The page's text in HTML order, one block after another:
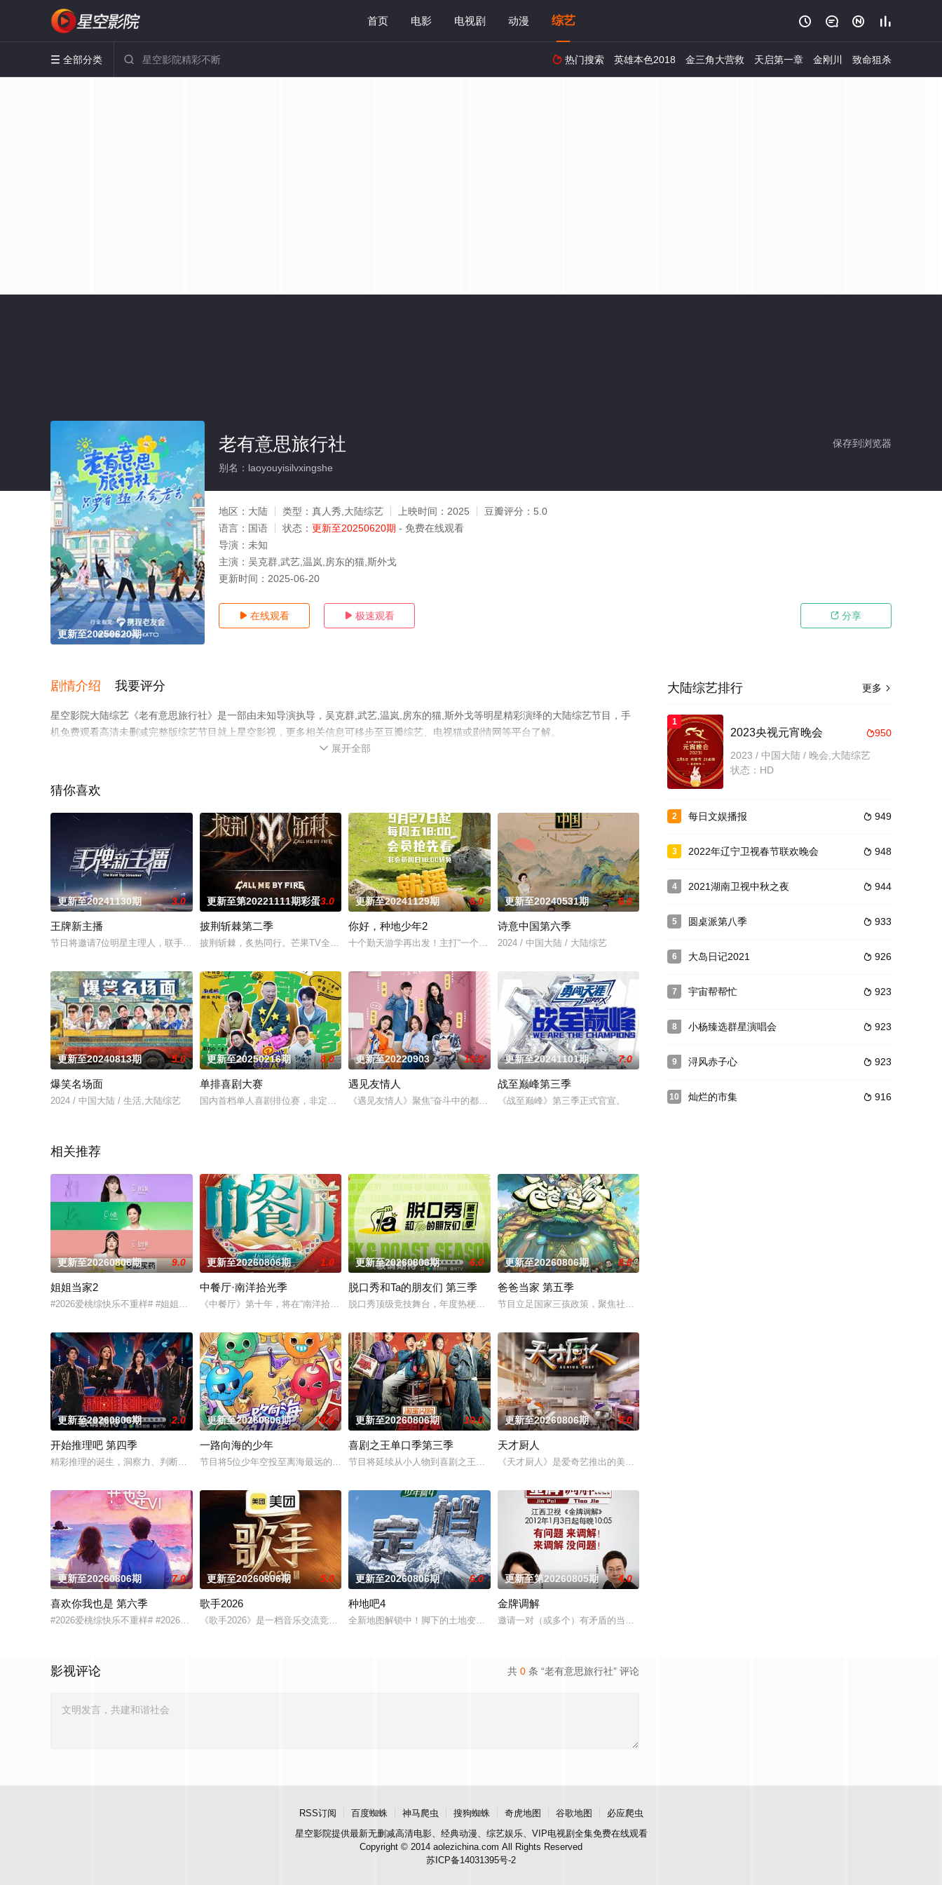
首页 电影 电视剧 动漫 综艺    
 全部分类   热门搜索 英雄本色2018 金三角大营救 天启第一章 金刚川 致命狙杀
更新至20250620期
保存到浏览器
老有意思旅行社
别名：laoyouyisilvxingshe
地区： 大陆 类型： 真人秀,大陆综艺 上映时间： 2025 豆瓣评分： 5.0
语言： 国语 状态： 更新至20250620期 - 免费在线观看
导演： 未知
主演： 吴克群,武艺,温岚,房东的猫,斯外戈
更新时间： 2025-06-20
 在线观看  极速观看  分享
剧情介绍 我要评分
星空影院大陆综艺《老有意思旅行社》是一部由未知导演执导，吴克群,武艺,温岚,房东的猫,斯外戈等明星精彩演绎的大陆综艺节目，手
机免费观看高清未删减完整版综艺节目就上星空影视，更多相关信息可移步至豆瓣综艺、电视猫或剧情网等平台了解。
 展开全部
猜你喜欢
更新至20241130期 3.0
王牌新主播
节日将邀请7位明星主理人，联手各具特色的主播合伙人通过3场直播大考，最终选出1个年度荣耀团队、3名年度荣耀主播，获得百亿
更新至第20221111期彩蛋3.0
披荆斩棘第二季
披荆斩棘，炙热同行。芒果TV全景音乐竞演综艺《披荆斩棘》，8月19日起，每周四周五中午12:00单播双播，交替上线。
更新至20241129期 6.0
你好，种地少年2
十个勤天游学再出发！主打“一个都不能少”！这场游学中，内有父母家人，外有新农人朋友，他们会去到更辽阔的地方深耕农业。温情
更新至20240531期 6.0
诗意中国第六季
2024 / 中国大陆 / 大陆综艺
更新至20240813期 5.0
爆笑名场面
2024 / 中国大陆 / 生活,大陆综艺
更新至20250216期 8.0
单排喜剧大赛
国内首档单人喜剧排位赛，非定义、无边界、重个性的新型喜剧形态，节目涵盖了单人漫才、翻板喜剧、单口相声、黑灯喜剧、独角戏等
更新至20220903 10.0
遇见友情人
《遇见友情人》聚焦“奋斗中的都市异乡青年”引发广泛共鸣；纠结的人物关系，更强的戏剧张力；全方位扫描热血青年生活，热搜话题
更新至20241101期 7.0
战至巅峰第三季
《战至巅峰》第三季正式官宣。
相关推荐
更新至20260806期 9.0
姐姐当家2
#2026爱桃综快乐不重样# #姐姐当家# 第二季惊喜回归，看姐姐们如何见招拆招，畅聊人生的酸甜苦辣。观察团已就位，等你
更新至20260806期 1.0
中餐厅·南洋拾光季
《中餐厅》第十年，将在“南洋拾光”的氛围中，打造一家独具风格特色的田园餐厅。内容场景上，除餐厅本体外，还将设置家禽、鲜蔬
更新至20260806期 6.0
脱口秀和Ta的朋友们 第三季
脱口秀顶级竞技舞台，年度热梗发源地，2026夏天准时快乐
更新至20260806期 8.0
爸爸当家 第五季
节目立足国家三孩政策，聚焦社会“全职爸爸”育儿现象，邀请全职照顾孩子的四位爸爸，开启一场长达100天的“
更新至20260806期 2.0
开始推理吧 第四季
精彩推理的诞生，洞察力、判断力等是推理的关键，更少不了开推团的默契配合！接下来开推团还会在推理探险的路上继续向前！在推市
更新至20260806期 10.0
一路向海的少年
节目将5位少年空投至离海最远的大陆腹地，他们只有一辆车和一车椰子们，通过在途径补给站完成挑战任务，获取里程盲盒，一路向海
更新至20260806期 10.0
喜剧之王单口季第三季
节目将延续从小人物到喜剧之王的故事，汇聚来自全国各地脱口秀俱乐部的优秀单口喜剧演员和漫才组合。每一位“小人物”都将带着真
更新至20260806期 5.0
天才厨人
《天才厨人》是爱奇艺推出的美食竞技类真人秀 ，由何浩楠、黄渤、吕严、马頔等人为嘉宾。
更新至20260806期 7.0
喜欢你我也是 第六季
#2026爱桃综快乐不重样# #2026爱奇艺新生片单# #喜欢你我也是# 第六季暖心回归！恋综IP携“恋爱旅行季”而来
更新至20260806期 5.0
歌手2026
《歌手2026》是一档音乐交流竞技节目。节目集结全球实力唱将，在每周的直播比拼中高能开唱，演绎各国音乐风情、展现各自文化
更新至20260806期 6.0
种地吧4
全新地图解锁中！脚下的土地变了，但十个勤天那份“想把地种好”的滚烫初心不变！将“见天地之广阔，解民生之多艰”的信念撒向更
更新至第20260805期 4.0
金牌调解
邀请一对（或多个）有矛盾的当事人进入演播室，主持人和人民调解员现场为当事人排忧解难，通过节目告诉
共 0 条 “老有意思旅行社” 评论
影视评论
更多 
大陆综艺排行
1
950
2023央视元宵晚会
2023 / 中国大陆 / 晚会,大陆综艺
状态：HD
2  949
每日文娱播报
3  948
2022年辽宁卫视春节联欢晚会
4  944
2021湖南卫视中秋之夜
5  933
圆桌派第八季
6  926
大岛日记2021
7  923
宇宙帮帮忙
8  923
小杨臻选群星演唱会
9  923
浔风赤子心
10  916
灿烂的市集
RSS订阅 百度蜘蛛 神马爬虫 搜狗蜘蛛 奇虎地图 谷歌地图
必应爬虫
星空影院提供最新无删减高清电影、经典动漫、综艺娱乐、VIP电视剧全集免费在线观看
Copyright © 2014 aolezichina.com All Rights Reserved
苏ICP备14031395号-2